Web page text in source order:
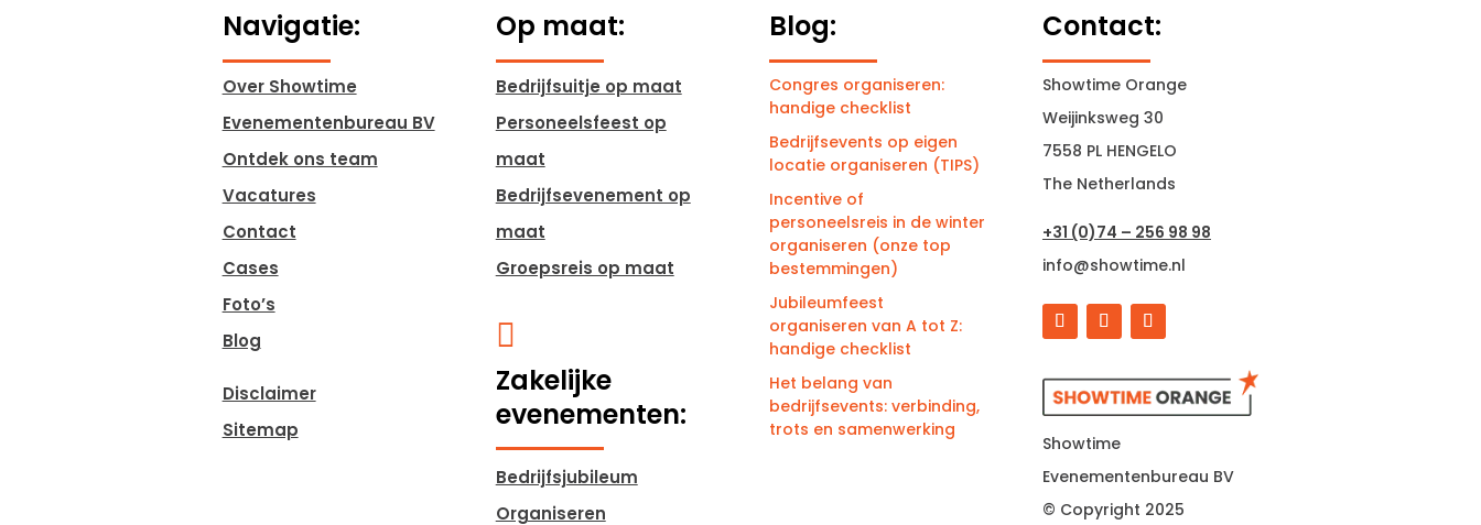
Navigatie:
Over Showtime
Evenementenbureau BV
Ontdek ons team
Vacatures
Contact
Cases
Foto’s
Blog
Disclaimer
Sitemap
Op maat:
Bedrijfsuitje op maat
Personeelsfeest op
maat
Bedrijfsevenement op
maat
Groepsreis op maat

Zakelijke
evenementen:
Bedrijfsjubileum
Organiseren
Blog:
Congres organiseren:
handige checklist
Bedrijfsevents op eigen
locatie organiseren (TIPS)
Incentive of
personeelsreis in de winter
organiseren (onze top
bestemmingen)
Jubileumfeest
organiseren van A tot Z:
handige checklist
Het belang van
bedrijfsevents: verbinding,
trots en samenwerking
Contact:
Showtime Orange
Weijinksweg 30
7558 PL HENGELO
The Netherlands
+31 (0)74 – 256 98 98
info@showtime.nl
Showtime
Evenementenbureau BV
© Copyright 2025